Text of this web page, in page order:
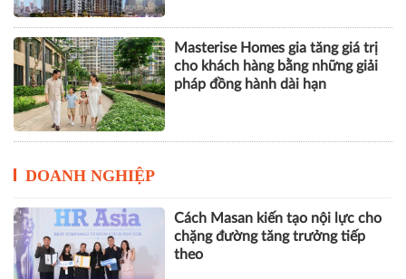
Masterise Homes gia tăng giá trị
cho khách hàng bằng những giải
pháp đồng hành dài hạn
DOANH NGHIỆP
Cách Masan kiến tạo nội lực cho
chặng đường tăng trưởng tiếp
theo